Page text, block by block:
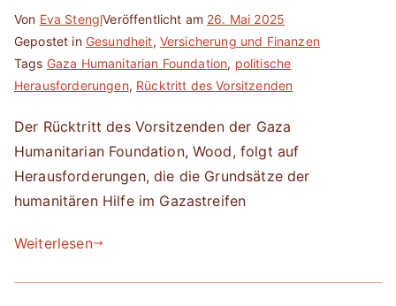
Von Eva StenglVeröffentlicht am 26. Mai 2025
Gepostet in Gesundheit, Versicherung und Finanzen
Tags Gaza Humanitarian Foundation, politische
Herausforderungen, Rücktritt des Vorsitzenden
Der Rücktritt des Vorsitzenden der Gaza
Humanitarian Foundation, Wood, folgt auf
Herausforderungen, die die Grundsätze der
humanitären Hilfe im Gazastreifen
Weiterlesen